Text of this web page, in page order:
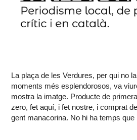
La plaça de les Verdures, per qui no
moments més esplendorosos, va
mostra la imatge. Producte de
zero, fet aquí, i fet nostre, i comprat
gent manacorina. No hi ha temps que